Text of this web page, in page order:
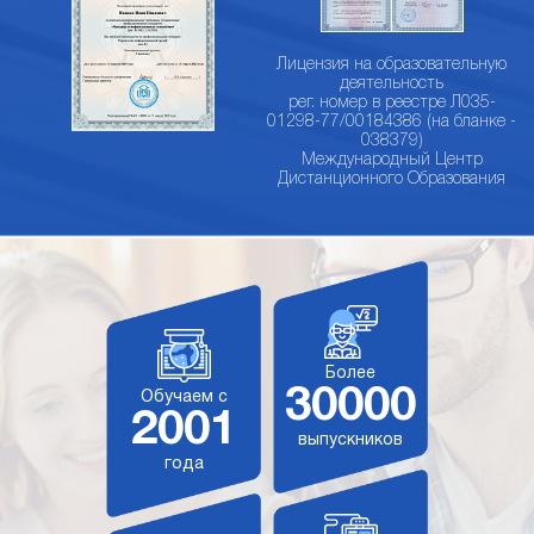
Лицензия на образовательную
деятельность
рег. номер в реестре Л035-
01298-77/00184386 (на бланке -
038379)
Международный Центр
Дистанционного Образования
Обучаем с
2001
года
Более
30000
выпускников